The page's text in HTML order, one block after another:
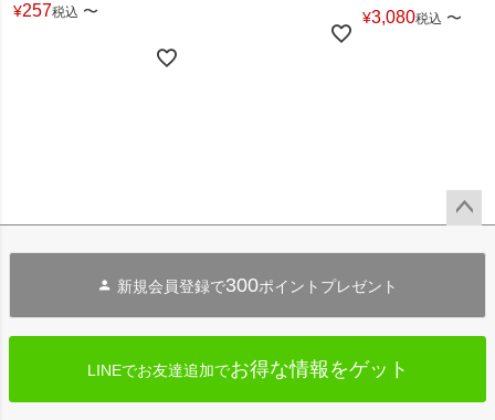
¥257税込 〜 ¥3,080税込 〜
新規会員登録で300ポイントプレゼント
LINEでお友達追加でお得な情報をゲット